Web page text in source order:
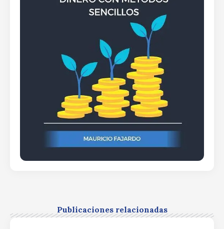
Publicaciones relacionadas